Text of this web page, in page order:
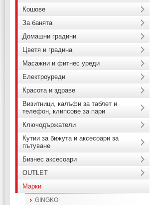
Кошове
За банята
Домашни градини
Цветя и градина
Масажни и фитнес уреди
Електроуреди
Красота и здраве
Визитници, калъфи за таблет и
телефон, клипсове за пари
Ключодържатели
Кутии за бижута и аксесоари за
пътуване
Бизнес аксесоари
OUTLET
Марки
GINGKO